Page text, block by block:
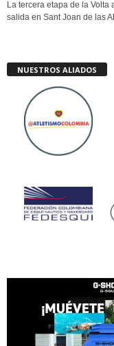
La tercera etapa de la Volta
salida en Sant Joan de las
NUESTROS ALIADOS